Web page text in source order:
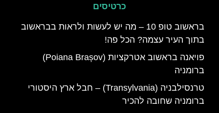
כרטיסים
בראשוב טופ 10 – מה יש לעשות ולראות בבראשוב
בתוך העיר עצמה? הכל פה!
פויאנה בראשוב אטרקציות (Poiana Brașov)
ברומניה
טרנסילבניה (Transylvania) – חבל ארץ היסטורי
ברומניה שחובה להכיר